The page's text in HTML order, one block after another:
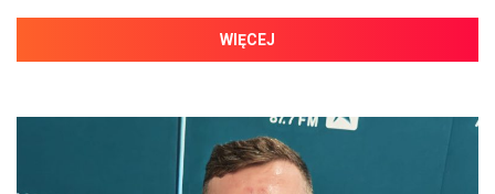
WIĘCEJ